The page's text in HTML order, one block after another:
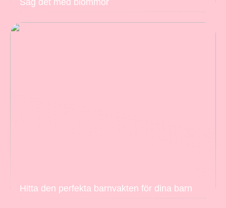
Säg det med blommor
Hitta den perfekta barnvakten för dina barn